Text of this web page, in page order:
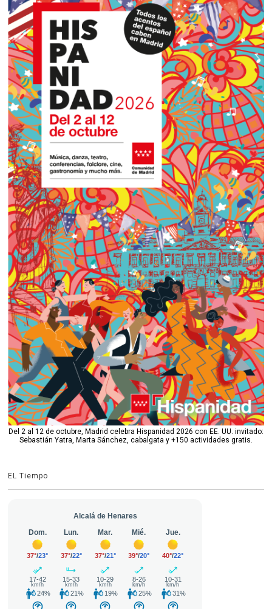
Del 2 al 12 de octubre, Madrid celebra Hispanidad 2026 con EE. UU. invitado:
Sebastián Yatra, Marta Sánchez, cabalgata y +150 actividades gratis.
EL Tiempo